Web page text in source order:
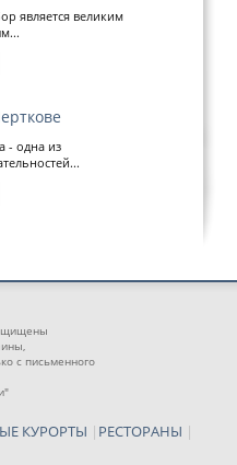
является великим
- одна из
с письменного
КУРОРТЫ | РЕСТОРАНЫ |